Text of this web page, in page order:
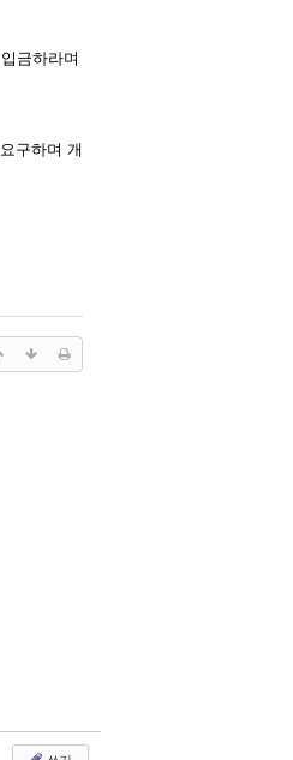
금하라며
구하며 개